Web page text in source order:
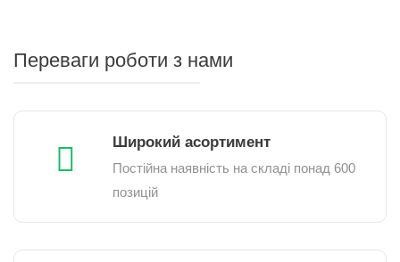
Переваги роботи з нами
Широкий асортимент
Постійна наявність на складі понад 600
позицій